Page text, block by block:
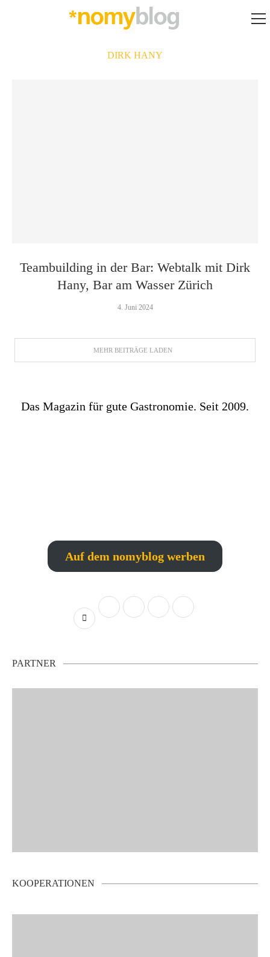
DIRK HANY
Teambuilding in der Bar: Webtalk mit Dirk
Hany, Bar am Wasser Zürich
4. Juni 2024
MEHR BEITRÄGE LADEN
Das Magazin für gute Gastronomie. Seit 2009.
Auf dem nomyblog werben
PARTNER
KOOPERATIONEN